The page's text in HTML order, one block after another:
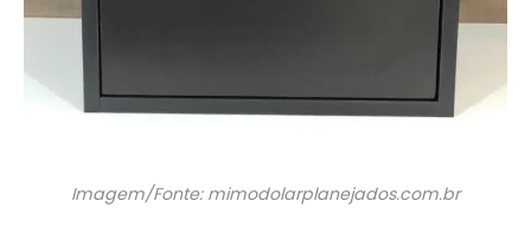
Imagem/Fonte: mimodolarplanejados.com.br